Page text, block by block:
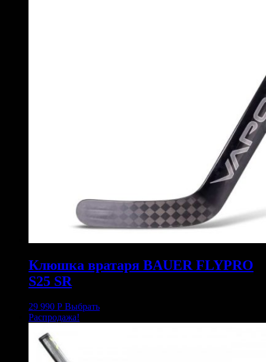
Клюшка вратаря BAUER FLYPRO
S25 SR
29 990 Р Выбрать
Распродажа!